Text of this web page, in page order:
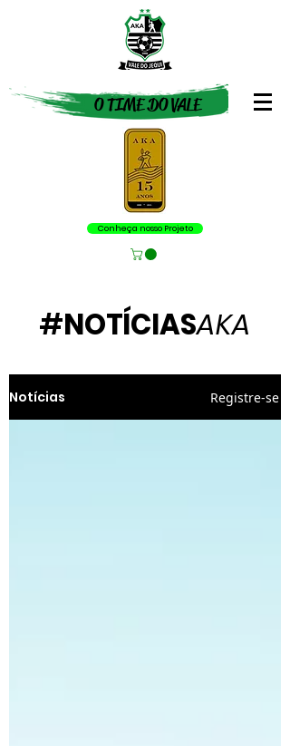
O TIME DO VALE
Conheça nosso Projeto
#NOTÍCIASAKA
Notícias Registre-se